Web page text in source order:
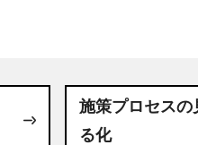
施策プロセスの
る化